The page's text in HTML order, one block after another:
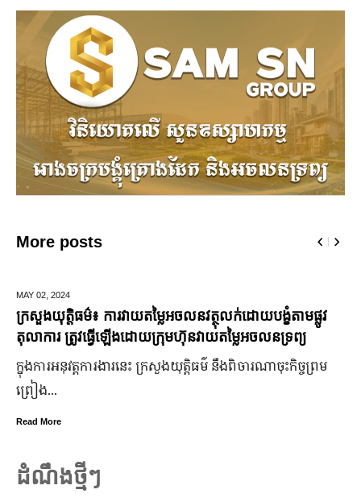
More posts
MAY 02, 2024
ក្រសួងយុត្តិធម៌៖ ការវាយតម្លៃអចលនវត្ថុលក់ដោយបង្ខំតាមផ្លូវ
តុលាការ ត្រូវធ្វើឡើងដោយក្រុមហ៊ុនវាយតម្លៃអចលនទ្រព្យ
ក្នុងការអនុវត្តការងារនេះ ក្រសួងយុត្តិធម៌ នឹងពិចារណាចុះកិច្ចព្រម
ព្រៀង...
Read More
ដំណឹងថ្មីៗ